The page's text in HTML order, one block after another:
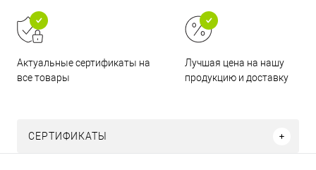
Актуальные сертификаты на
все товары
Лучшая цена на нашу
продукцию и доставку
СЕРТИФИКАТЫ